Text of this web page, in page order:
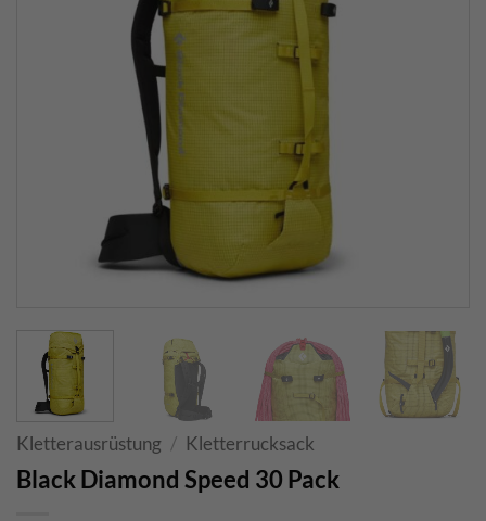
Kletterausrüstung / Kletterrucksack
Black Diamond Speed 30 Pack